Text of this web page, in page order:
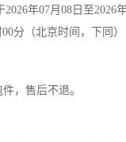
2026年07月 08 日至2026
00分（北京时间，下同
件，售后不退。